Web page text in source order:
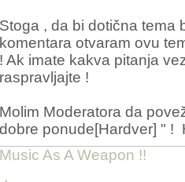
Stoga , da bi dotična tema
komentara otvaram ovu
! Ak imate kakva pitanja
raspravljajte !
Molim Moderatora da
dobre ponude[Hardver] " !
Music As A Weapon !!